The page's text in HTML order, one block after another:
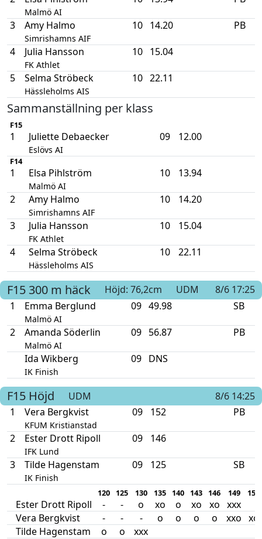
Malmö AI
3 Amy Halmo
Simrishamns AIF
10 14.20 PB
4 Julia Hansson
FK Athlet
10 15.04
5 Selma Ströbeck
Hässleholms AIS
10 22.11
Sammanställning per klass
F15
1 Juliette Debaecker
Eslövs AI
09 12.00
F14
1 Elsa Pihlström
Malmö AI
10 13.94
2 Amy Halmo
Simrishamns AIF
10 14.20
3 Julia Hansson
FK Athlet
10 15.04
4 Selma Ströbeck
Hässleholms AIS
10 22.11
F15 300 m häck Höjd: 76,2cm UDM
8/6 17:25
1
Emma Berglund
Malmö AI
09 49.98 SB
2 Amanda Söderlin
Malmö AI
09 56.87 PB
Ida Wikberg
IK Finish
09 DNS
F15 Höjd UDM
8/6 14:25
1
Vera Bergkvist
KFUM Kristianstad
09 152 PB
2 Ester Drott Ripoll
IFK Lund
09 146
3 Tilde Hagenstam
IK Finish
09 125 SB
120 125 130 135 140 143 146 149 152
Ester Drott Ripoll - - o xo o xo xo xxx
Vera Bergkvist
- - - o o o o xxo xo
Tilde Hagenstam
o o xxx